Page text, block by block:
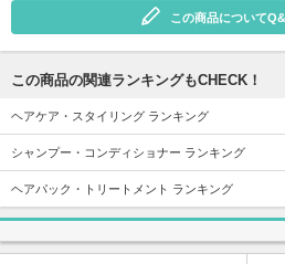
この商品について
この商品の関連ランキングもCHECK！
ヘアケア・スタイリング ランキング
シャンプー・コンディショナー ランキング
ヘアパック・トリートメント ランキング